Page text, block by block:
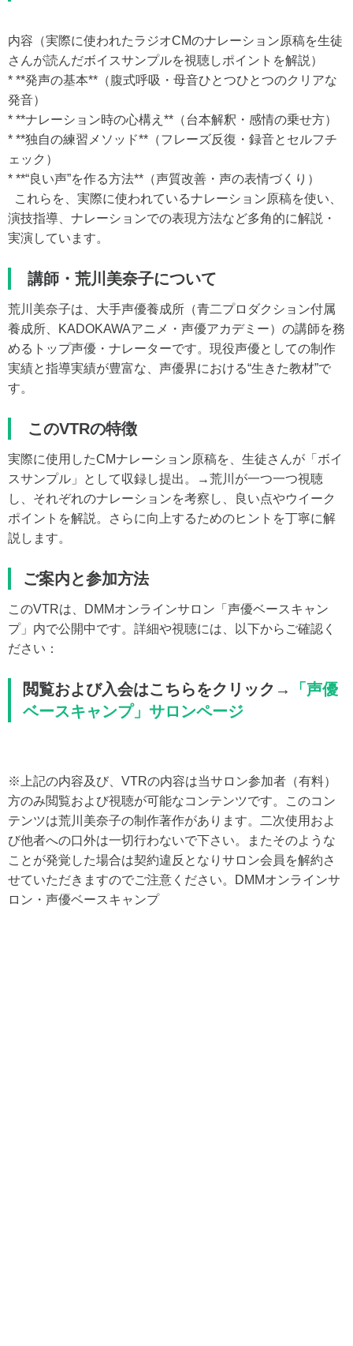
内容（実際に使われたラジオCMのナレーション原稿を生徒
さんが読んだボイスサンプルを視聴しポイントを解説）
* **発声の基本**（腹式呼吸・母音ひとつひとつのクリアな
発音）
* **ナレーション時の心構え**（台本解釈・感情の乗せ方）
* **独自の練習メソッド**（フレーズ反復・録音とセルフチ
ェック）
* **“良い声”を作る方法**（声質改善・声の表情づくり）
これらを、実際に使われているナレーション原稿を使い、
演技指導、ナレーションでの表現方法など多角的に解説・
実演しています。
講師・荒川美奈子について
荒川美奈子は、大手声優養成所（青二プロダクション付属
養成所、KADOKAWAアニメ・声優アカデミー）の講師を務
めるトップ声優・ナレーターです。現役声優としての制作
実績と指導実績が豊富な、声優界における“生きた教材”で
す。
このVTRの特徴
実際に使用したCMナレーション原稿を、生徒さんが「ボイ
スサンプル」として収録し提出。→荒川が一つ一つ視聴
し、それぞれのナレーションを考察し、良い点やウイーク
ポイントを解説。さらに向上するためのヒントを丁寧に解
説します。
ご案内と参加方法
このVTRは、DMMオンラインサロン「声優ベースキャン
プ」内で公開中です。詳細や視聴には、以下からご確認く
ださい：
閲覧および入会はこちらをクリック→
「声優
ベースキャンプ」サロンページ
※上記の内容及び、VTRの内容は当サロン参加者（有料）
方のみ閲覧および視聴が可能なコンテンツです。このコン
テンツは荒川美奈子の制作著作があります。二次使用およ
び他者への口外は一切行わないで下さい。またそのような
ことが発覚した場合は契約違反となりサロン会員を解約さ
せていただきますのでご注意ください。DMMオンラインサ
ロン・声優ベースキャンプ